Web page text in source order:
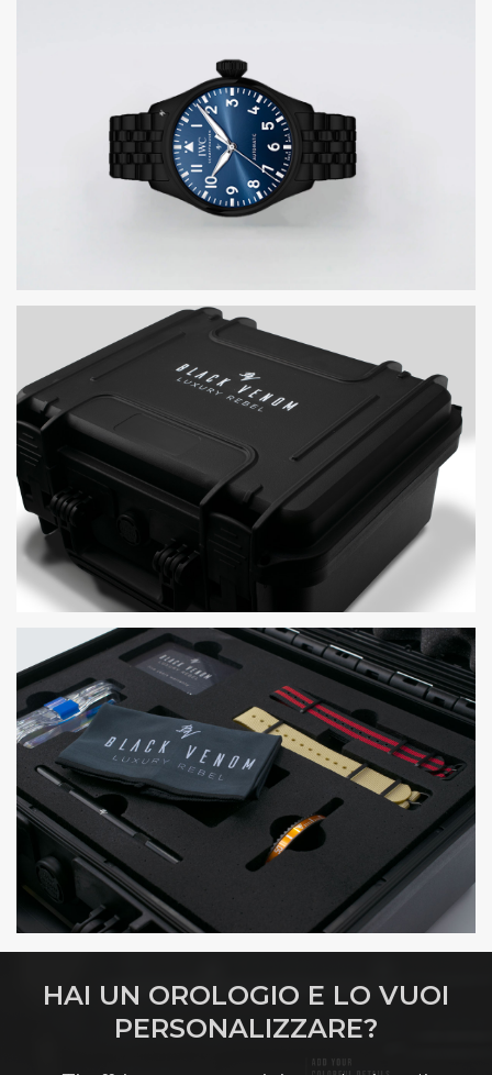
HAI UN OROLOGIO E LO VUOI
PERSONALIZZARE?